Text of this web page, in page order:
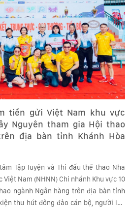
tiền gửi Việt Nam khu vực
Nguyên tham gia Hội thao
địa bàn tỉnh Khánh Hòa
Tập luyện và Thi đấu thể thao Nha
Việt Nam (NHNN) Chi nhánh Khu vực 10
ngành Ngân hàng trên địa bàn tỉnh
thu hút đông đảo cán bộ, người lao